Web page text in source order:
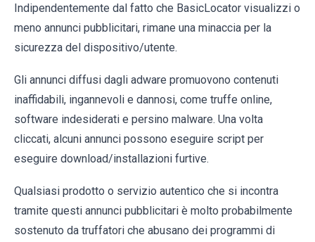
Indipendentemente dal fatto che BasicLocator visualizzi o
meno annunci pubblicitari, rimane una minaccia per la
sicurezza del dispositivo/utente.
Gli annunci diffusi dagli adware promuovono contenuti
inaffidabili, ingannevoli e dannosi, come truffe online,
software indesiderati e persino malware. Una volta
cliccati, alcuni annunci possono eseguire script per
eseguire download/installazioni furtive.
Qualsiasi prodotto o servizio autentico che si incontra
tramite questi annunci pubblicitari è molto probabilmente
sostenuto da truffatori che abusano dei programmi di